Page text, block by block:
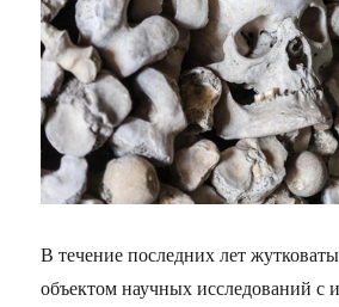
В течение последних лет
объектом научных исследований с